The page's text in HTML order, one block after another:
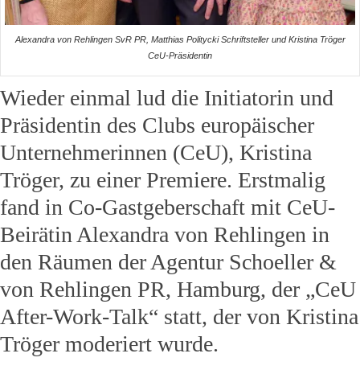
Alexandra von Rehlingen SvR PR, Matthias Politycki Schriftsteller und Kristina Tröger
CeU-Präsidentin
Wieder einmal lud die Initiatorin und
Präsidentin des Clubs europäischer
Unternehmerinnen (CeU), Kristina
Tröger, zu einer Premiere. Erstmalig
fand in Co-Gastgeberschaft mit CeU-
Beirätin Alexandra von Rehlingen in
den Räumen der Agentur Schoeller &
von Rehlingen PR, Hamburg, der „CeU
After-Work-Talk“ statt, der von Kristina
Tröger moderiert wurde.